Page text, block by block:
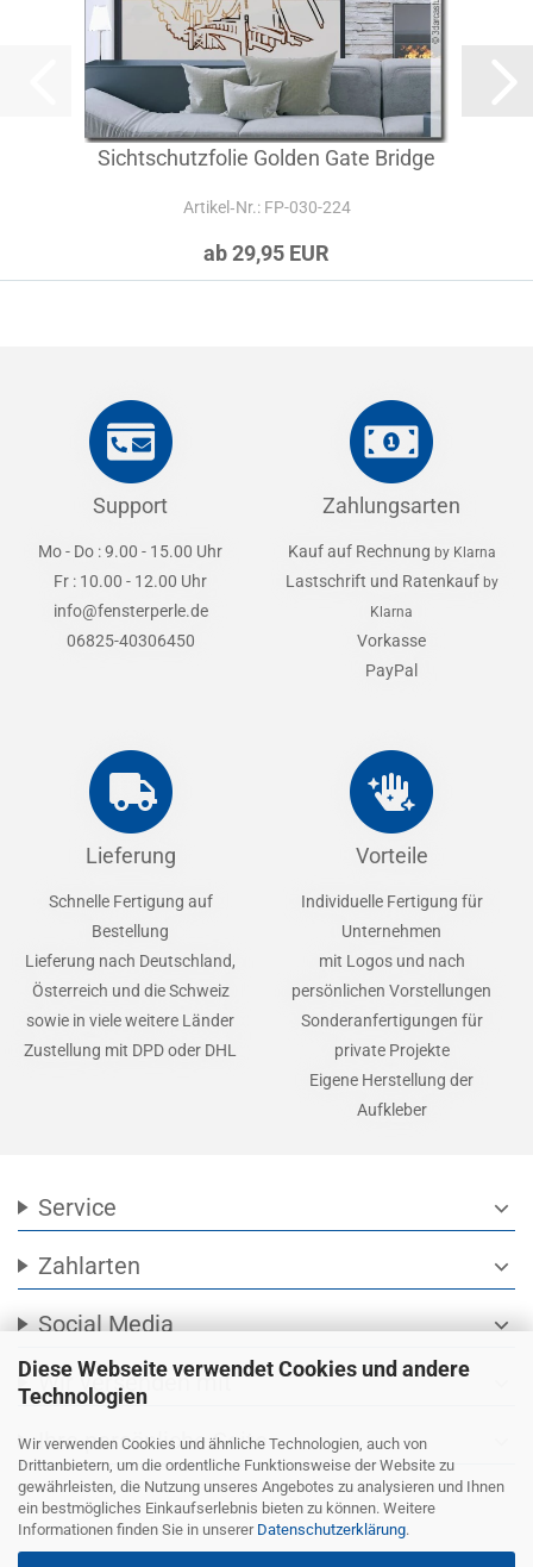
Diese Webseite verwendet Cookies und andere
Technologien
Wir verwenden Cookies und ähnliche Technologien, auch von
Drittanbietern, um die ordentliche Funktionsweise der Website zu
gewährleisten, die Nutzung unseres Angebotes zu analysieren und Ihnen
ein bestmögliches Einkaufserlebnis bieten zu können. Weitere
Informationen finden Sie in unserer Datenschutzerklärung.
Sichtschutzfolie Golden Gate Bridge
Artikel‑Nr.: FP-030-224
ab 29,95 EUR
Support
Mo - Do : 9.00 - 15.00 Uhr
Fr : 10.00 - 12.00 Uhr
info@fensterperle.de
06825-40306450
Zahlungsarten
Kauf auf Rechnung by Klarna
Lastschrift und Ratenkauf by
Klarna
Vorkasse
PayPal
Lieferung
Schnelle Fertigung auf
Bestellung
Lieferung nach Deutschland,
Österreich und die Schweiz
sowie in viele weitere Länder
Zustellung mit DPD oder DHL
Vorteile
Individuelle Fertigung für
Unternehmen
mit Logos und nach
persönlichen Vorstellungen
Sonderanfertigungen für
private Projekte
Eigene Herstellung der
Aufkleber
Service expand_more
Zahlarten expand_more
Social Media expand_more
Wir versenden mit
Ihre persönliche Seite